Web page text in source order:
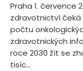
Praha 1. července
zdravotnictví
počtu
zdravotnických
roce 2030 žít se
tisíc...